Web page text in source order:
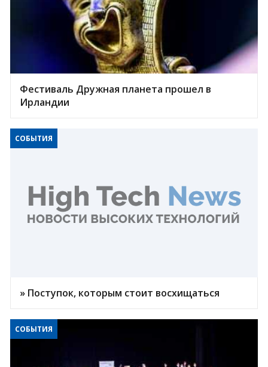
Фестиваль Дружная планета прошел в
Ирландии
СОБЫТИЯ
» Поступок, которым стоит восхищаться
СОБЫТИЯ